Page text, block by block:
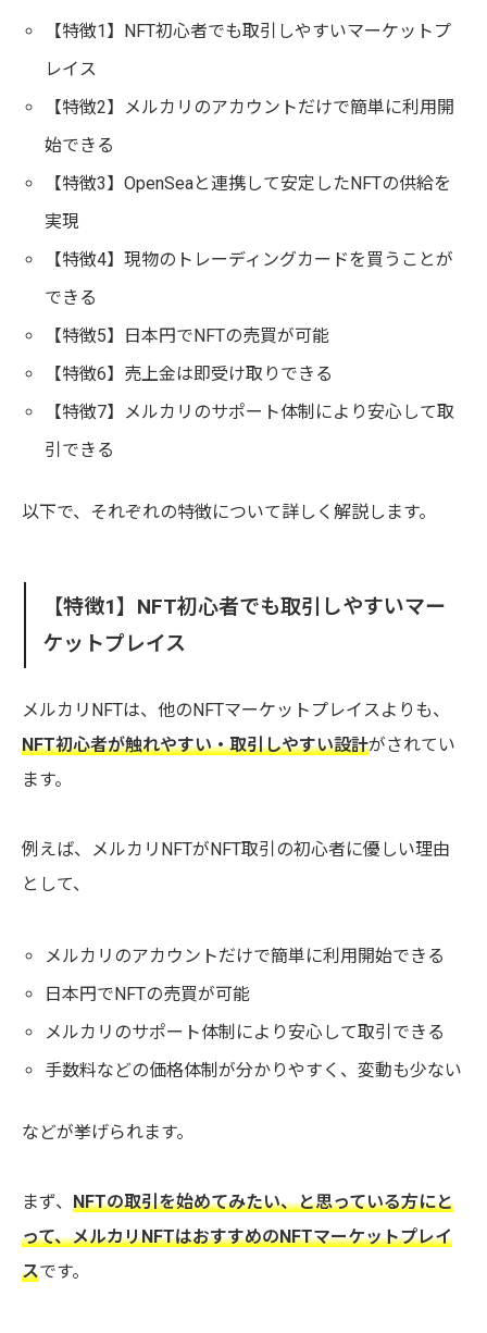
【特徴1】NFT初心者でも取引しやすいマーケットプ
レイス
【特徴2】メルカリのアカウントだけで簡単に利用開
始できる
【特徴3】OpenSeaと連携して安定したNFTの供給を
実現
【特徴4】現物のトレーディングカードを買うことが
できる
【特徴5】日本円でNFTの売買が可能
【特徴6】売上金は即受け取りできる
【特徴7】メルカリのサポート体制により安心して取
引できる
以下で、それぞれの特徴について詳しく解説します。
【特徴1】NFT初心者でも取引しやすいマー
ケットプレイス
メルカリNFTは、他のNFTマーケットプレイスよりも、
NFT初心者が触れやすい・取引しやすい設計がされてい
ます。
例えば、メルカリNFTがNFT取引の初心者に優しい理由
として、
メルカリのアカウントだけで簡単に利用開始できる
日本円でNFTの売買が可能
メルカリのサポート体制により安心して取引できる
手数料などの価格体制が分かりやすく、変動も少ない
などが挙げられます。
まず、 NFTの取引を始めてみたい、と思っている方にと
って、メルカリNFTはおすすめのNFTマーケットプレイ
スです。